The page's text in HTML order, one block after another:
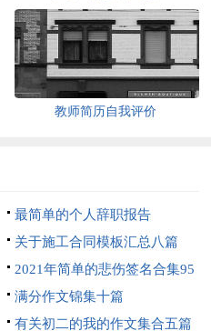
教师简历自我评价
最简单的个人辞职报告
关于施工合同模板汇总八篇
2021年简单的悲伤签名合集95
句满分作文锦集十篇
有关初二的我的作文集合五篇